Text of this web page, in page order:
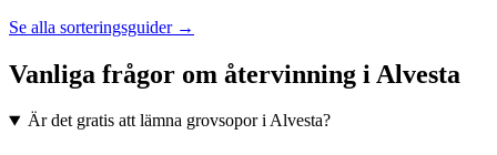
Se alla sorteringsguider →
Vanliga frågor om återvinning i Alvesta
Är det gratis att lämna grovsopor i Alvesta?